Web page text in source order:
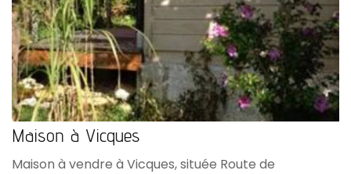
Maison à Vicques
Maison à vendre à Vicques, située Route de